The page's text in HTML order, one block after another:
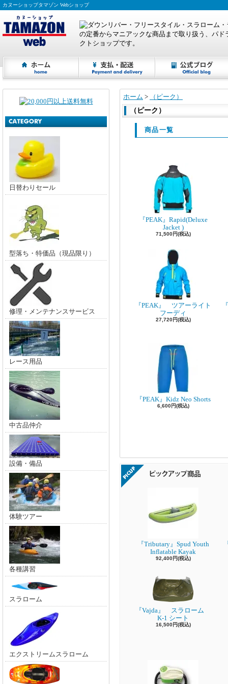
カヌーショップタマゾン Webショップ
日替わりセール
型落ち・特価品（現品限り）
修理・メンテナンスサービス
レース用品
中古品仲介
設備・備品
体験ツアー
各種講習
スラローム
エクストリームスラローム
ホーム >
（ピーク）
（ピーク）
商品一覧
『PEAK』Rapid(Deluxe
Jacket )
71,500円(税込)
『PEAK』 ツアーライト
フーディ
27,720円(税込)
『PEAK』Kidz Neo Shorts
6,600円(税込)
『Tributary』Spud Youth
Inflatable Kayak
92,400円(税込)
『Vajda』 スラローム
K-1 シート
16,500円(税込)